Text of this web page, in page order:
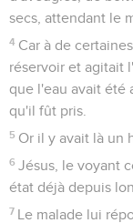
secs, attendant le
4 Car à de
réservoir et agitait
que l'eau avait été
qu'il fût pris.
5 Or il y avait là un
6 Jésus, le voyant
état déjà depuis
7 Le malade lui